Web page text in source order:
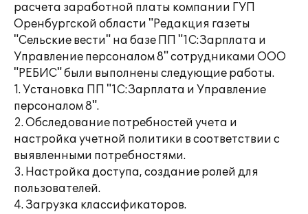
расчета заработной платы компании ГУП
Оренбургской области "Редакция газеты
"Сельские вести" на базе ПП "1С:Зарплата и
Управление персоналом 8" сотрудниками ООО
"РЕБИС" были выполнены следующие работы.
1. Установка ПП "1С:Зарплата и Управление
персоналом 8".
2. Обследование потребностей учета и
настройка учетной политики в соответствии с
выявленными потребностями.
3. Настройка доступа, создание ролей для
пользователей.
4. Загрузка классификаторов.